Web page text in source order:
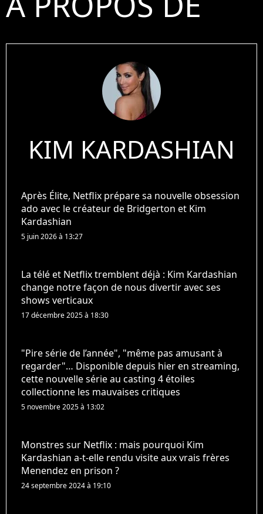
KIM KARDASHIAN
Après Élite, Netflix prépare sa nouvelle obsession
ado avec le créateur de Bridgerton et Kim
Kardashian
5 juin 2026 à 13:27
La télé et Netflix tremblent déjà : Kim Kardashian
change notre façon de nous divertir avec ses
shows verticaux
17 décembre 2025 à 18:30
"Pire série de l’année", "même pas amusant à
regarder"… Disponible depuis hier en streaming,
cette nouvelle série au casting 4 étoiles
collectionne les mauvaises critiques
5 novembre 2025 à 13:02
Monstres sur Netflix : mais pourquoi Kim
Kardashian a-t-elle rendu visite aux vrais frères
Menendez en prison ?
24 septembre 2024 à 19:10